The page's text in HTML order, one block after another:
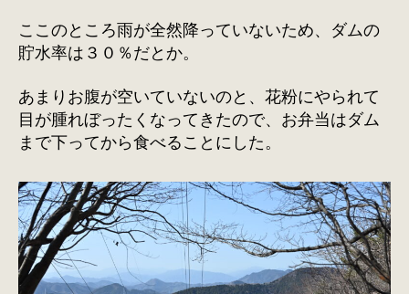
ここのところ雨が全然降っていないため、ダムの
貯水率は３０％だとか。
あまりお腹が空いていないのと、花粉にやられて
目が腫れぼったくなってきたので、お弁当はダム
まで下ってから食べることにした。